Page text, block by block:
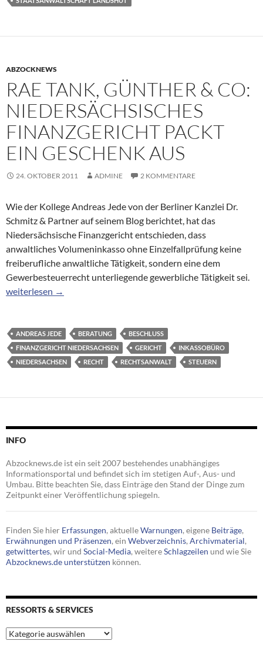
ABZOCKNEWS
RAE TANK, GÜNTHER & CO:
NIEDERSÄCHSISCHES
FINANZGERICHT PACKT
EIN GESCHENK AUS
24. OKTOBER 2011 ADMINE 2 KOMMENTARE
Wie der Kollege Andreas Jede von der Berliner Kanzlei Dr.
Schmitz & Partner auf seinem Blog berichtet, hat das
Niedersächsische Finanzgericht entschieden, dass
anwaltliches Volumeninkasso ohne Einzelfallprüfung keine
freiberufliche anwaltliche Tätigkeit, sondern eine dem
Gewerbesteuerrecht unterliegende gewerbliche Tätigkeit sei.
RAe Tank, Günther & Co: Niedersächsisches Finanzgericht
weiterlesen →
ANDREAS JEDE BERATUNG
BESCHLUSS
FINANZGERICHT NIEDERSACHSEN
GERICHT
INKASSOBÜRO
NIEDERSACHSEN
RECHT RECHTSANWALT STEUERN
INFO
Abzocknews.de ist ein seit 2007 bestehendes unabhängiges
Informationsportal und befindet sich im stetigen Auf-, Aus- und
Umbau. Bitte beachten Sie, dass Einträge den Stand der Dinge zum
Zeitpunkt einer Veröffentlichung spiegeln.
Finden Sie hier Erfassungen, aktuelleWarnungen, eigene Beiträge,
Erwähnungen und Präsenzen, ein Webverzeichnis, Archivmaterial,
getwittertes, wir und Social-Media, weitereSchlagzeilen und wie Sie
Abzocknews.de unterstützen können.
RESSORTS & SERVICES
Ressorts
&